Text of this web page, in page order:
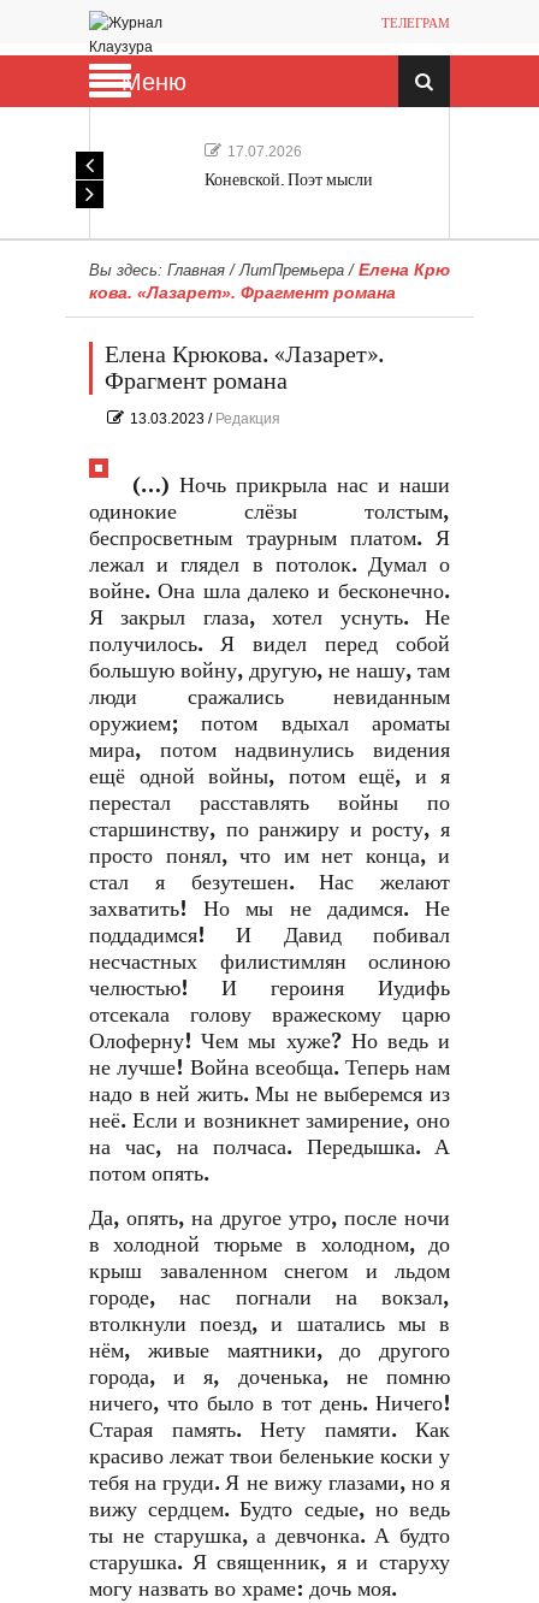
ТЕЛЕГРАМ
Меню
17.07.2026
Коневской. Поэт мысли
Вы здесь: Главная /ЛитПремьера / Елена Крю
кова. «Лазарет». Фрагмент романа
Елена Крюкова. «Лазарет».
Фрагмент романа
13.03.2023 / Редакция
(…) Ночь прикрыла нас и наши
одинокие слёзы толстым,
беспросветным траурным платом. Я
лежал и глядел в потолок. Думал о
войне. Она шла далеко и бесконечно.
Я закрыл глаза, хотел уснуть. Не
получилось. Я видел перед собой
большую войну, другую, не нашу, там
люди сражались невиданным
оружием; потом вдыхал ароматы
мира, потом надвинулись видения
ещё одной войны, потом ещё, и я
перестал расставлять войны по
старшинству, по ранжиру и росту, я
просто понял, что им нет конца, и
стал я безутешен. Нас желают
захватить! Но мы не дадимся. Не
поддадимся! И Давид побивал
несчастных филистимлян ослиною
челюстью! И героиня Иудифь
отсекала голову вражескому царю
Олоферну! Чем мы хуже? Но ведь и
не лучше! Война всеобща. Теперь нам
надо в ней жить. Мы не выберемся из
неё. Если и возникнет замирение, оно
на час, на полчаса. Передышка. А
потом опять.
Да, опять, на другое утро, после ночи
в холодной тюрьме в холодном, до
крыш заваленном снегом и льдом
городе, нас погнали на вокзал,
втолкнули поезд, и шатались мы в
нём, живые маятники, до другого
города, и я, доченька, не помню
ничего, что было в тот день. Ничего!
Старая память. Нету памяти. Как
красиво лежат твои беленькие коски у
тебя на груди. Я не вижу глазами, но я
вижу сердцем. Будто седые, но ведь
ты не старушка, а девчонка. А будто
старушка. Я священник, я и старуху
могу назвать во храме: дочь моя.